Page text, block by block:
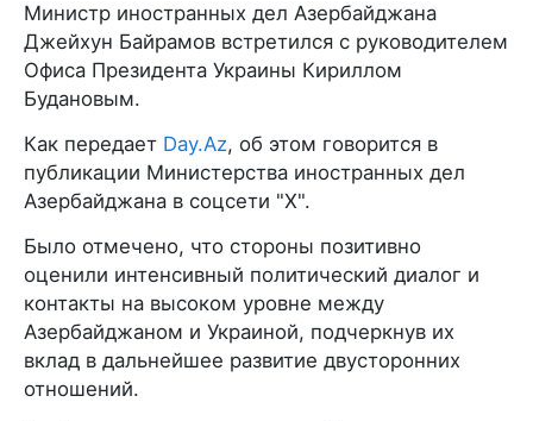
Министр иностранных дел Азербайджана
Джейхун Байрамов встретился с руководителем
Офиса Президента Украины Кириллом
Будановым.
Как передает Day.Az, об этом говорится в
публикации Министерства иностранных дел
Азербайджана в соцсети "X".
Было отмечено, что стороны позитивно
оценили интенсивный политический диалог и
контакты на высоком уровне между
Азербайджаном и Украиной, подчеркнув их
вклад в дальнейшее развитие двусторонних
отношений.